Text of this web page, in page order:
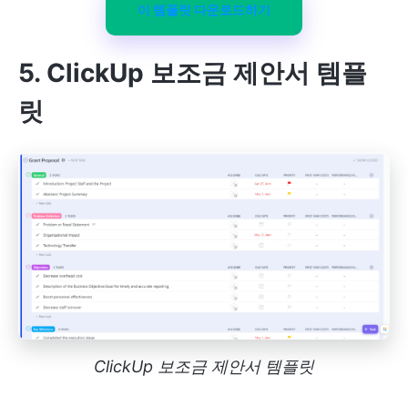
이 템플릿 다운로드하기
5. ClickUp 보조금 제안서 템플
릿
ClickUp 보조금 제안서 템플릿